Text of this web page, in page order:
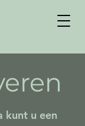
kunt u een